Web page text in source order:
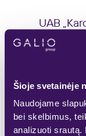
Šioje svetainėje
Naudojame
bei skelbimus,
analizuoti srautą.
UAB
išaugo